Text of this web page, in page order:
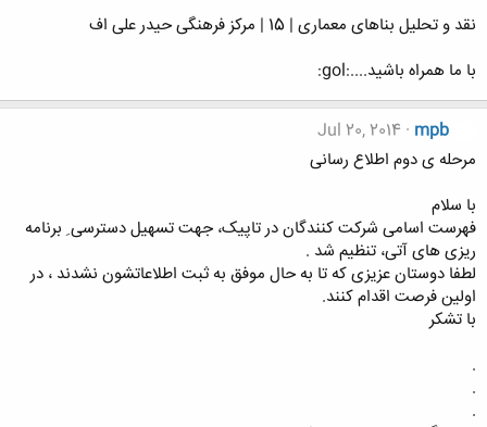
نقد و تحلیل بناهای معماری | 15 | مرکز فرهنگی حیدر علی اف
با ما همراه باشید....:gol:
mpb
Jul 20, 2014
مرحله ی دوم اطلاع رسانی
با سلام
فهرست اسامی شرکت کنندگان در تاپیک، جهت تسهیل دسترسی ِ برنامه
ریزی های آتی، تنظیم شد .
لطفا دوستان عزیزی که تا به حال موفق به ثبت اطلاعاتشون نشدند ، در
اولین فرصت اقدام کنند.
با تشکر
.
.
.